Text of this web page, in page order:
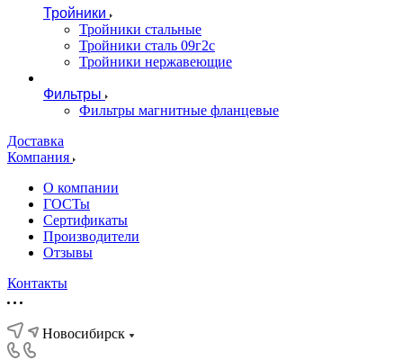
Тройники
Тройники стальные
Тройники сталь 09г2с
Тройники нержавеющие
Фильтры
Фильтры магнитные фланцевые
Доставка
Компания
О компании
ГОСТы
Сертификаты
Производители
Отзывы
Контакты
Новосибирск